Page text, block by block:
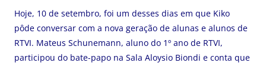
Hoje, 10 de setembro, foi um desses dias em que Kiko
pôde conversar com a nova geração de alunas e alunos de
RTVI. Mateus Schunemann, aluno do 1º ano de RTVI,
participou do bate-papo na Sala Aloysio Biondi e conta que